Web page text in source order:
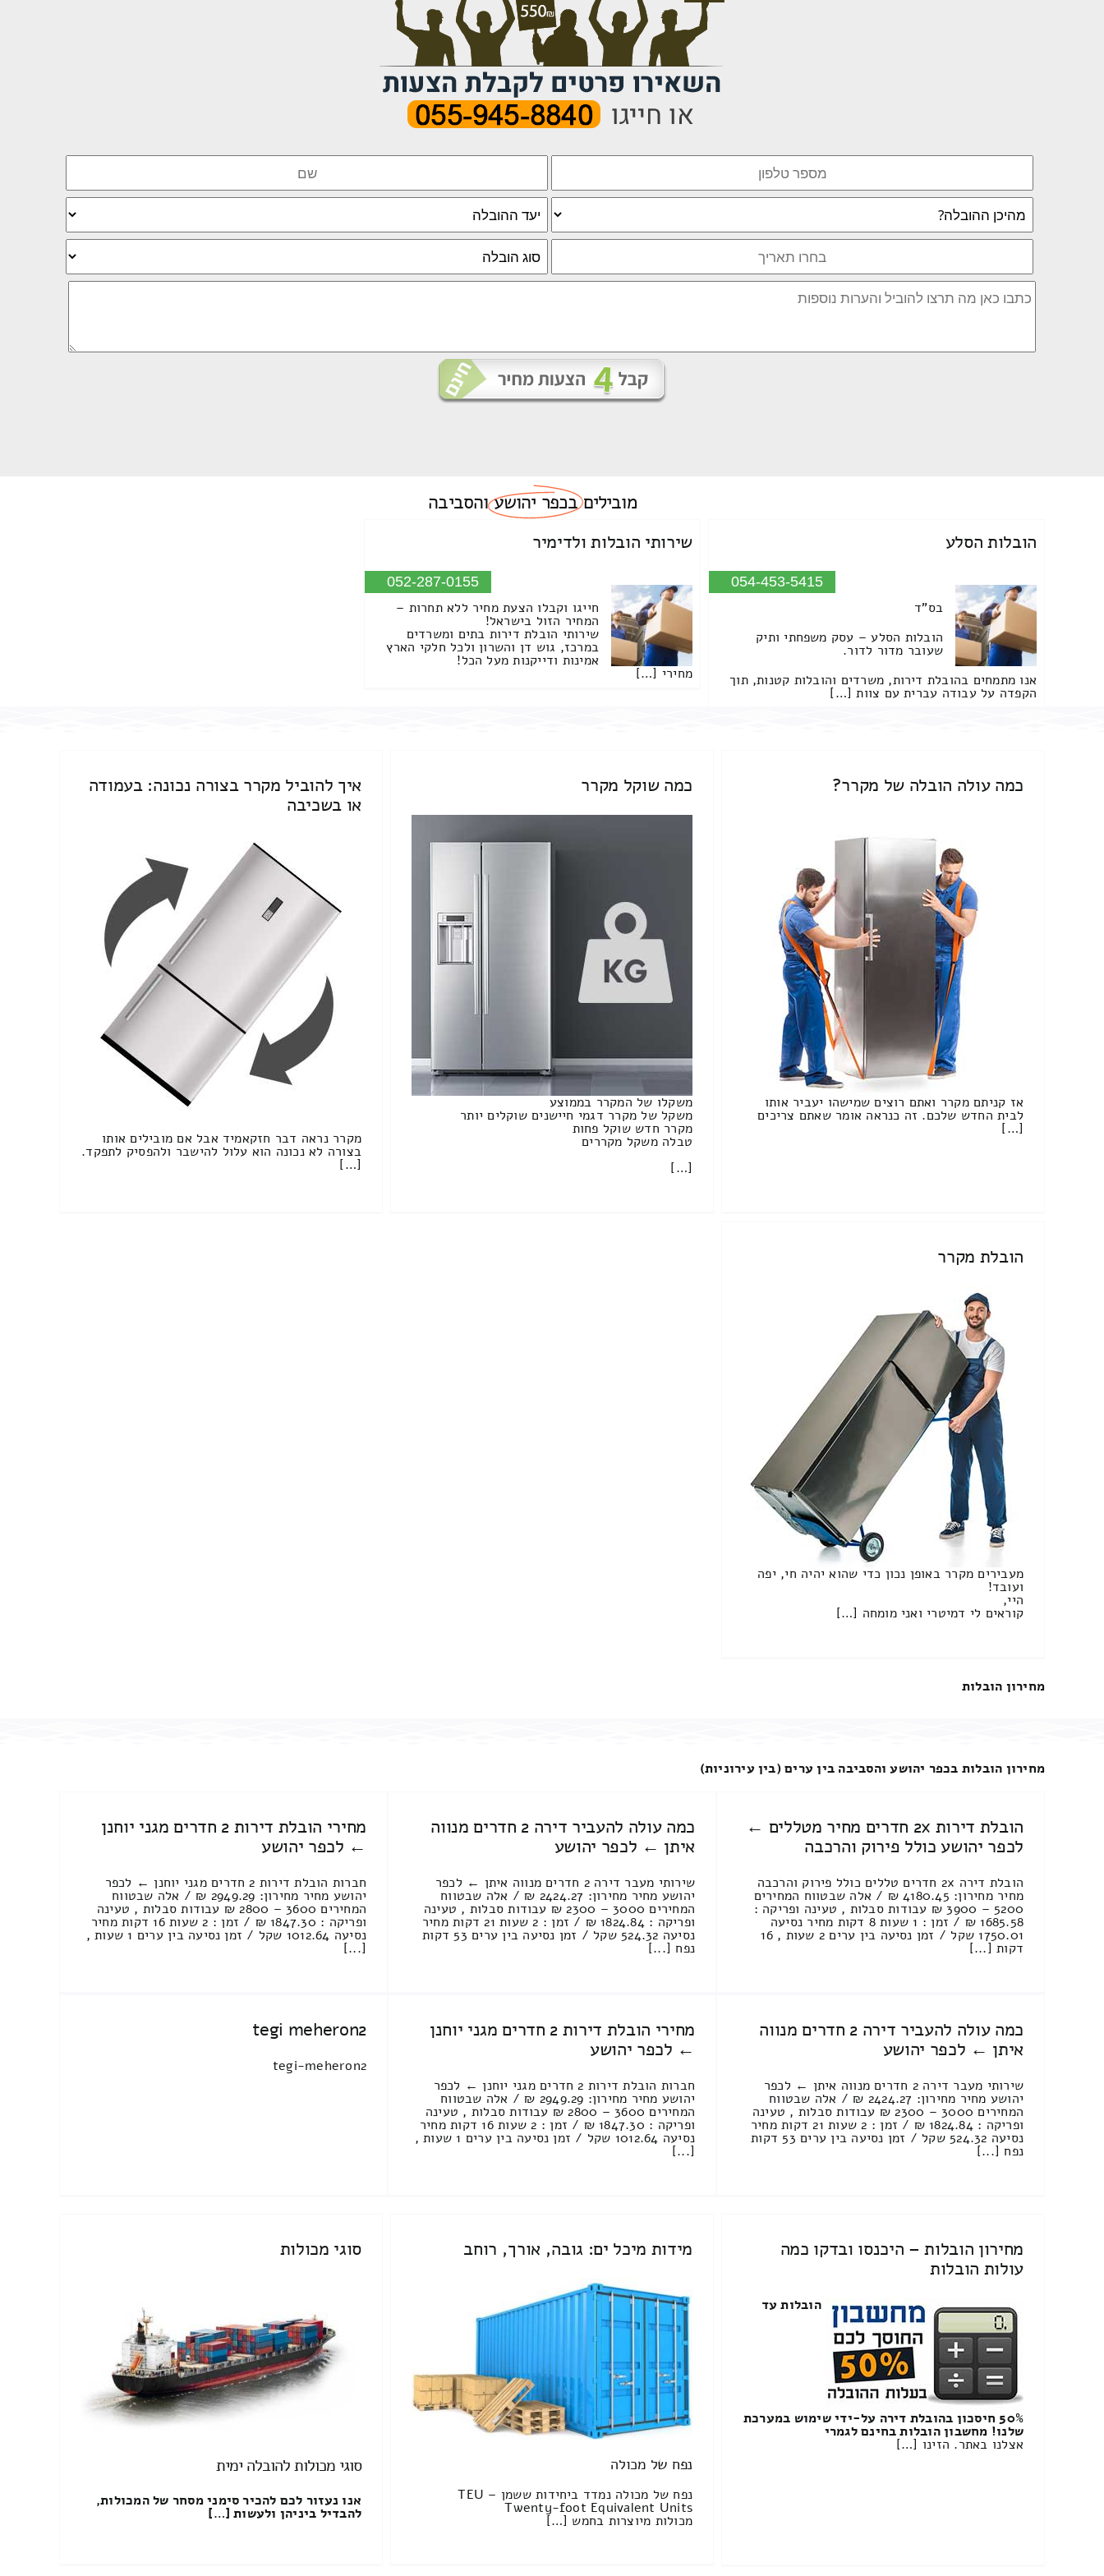
מוביליםבכפר יהושעוהסביבה
הובלות הסלע
054-453-5415
בס"ד
הובלות הסלע – עסק משפחתי ותיק
שעובר מדור לדור.
אנו מתמחים בהובלת דירות, משרדים והובלות קטנות, תוך
הקפדה על עבודה עברית עם צוות […]
שירותי הובלות ולדימיר
052-287-0155
חייגו וקבלו הצעת מחיר ללא תחרות –
המחיר הזול בישראל!
שירותי הובלת דירות בתים ומשרדים
במרכז, גוש דן והשרון ולכל חלקי הארץ
אמינות ודייקנות מעל הכל!
מחירי […]
כמה עולה הובלה של מקרר?
אז קניתם מקרר ואתם רוצים שמישהו יעביר אותו
לבית החדש שלכם. זה כנראה אומר שאתם צריכים
[…]
כמה שוקל מקרר
משקלו של המקרר בממוצע
משקל של מקרר דגמי חיישנים שוקלים יותר
מקרר חדש שוקל פחות
טבלה משקל מקררים
[…]
איך להוביל מקרר בצורה נכונה: בעמודה
או בשכיבה
מקרר נראה דבר חזקאמיד אבל אם מובילים אותו
בצורה לא נכונה הוא עלול להישבר ולהפסיק לתפקד.
[…]
הובלת מקרר
מעבירים מקרר באופן נכון כדי שהוא יהיה חי, יפה
ועובד!
היי,
קוראים לי דמיטרי ואני מומחה […]
מחירון הובלות
מחירון הובלות בכפר יהושע והסביבה בין ערים (בין עירוניות)
הובלת דירות 2x חדרים מחיר מטללים ←
לכפר יהושע כולל פירוק והרכבה
הובלת דירה 2x חדרים טללים כולל פירוק והרכבה
מחיר מחירון: 4180.45 ₪ / אלה שבטווח המחירים
5200 – 3900 ₪ עבודות סבלות , טעינה ופריקה :
1685.58 ₪ / זמן : 1 שעות 8 דקות מחיר נסיעה
1750.01 שקל / זמן נסיעה בין ערים 2 שעות , 16
דקות [...]
כמה עולה להעביר דירה 2 חדרים מנווה
איתן ← לכפר יהושע
שירותי מעבר דירה 2 חדרים מנווה איתן ← לכפר
יהושע מחיר מחירון: 2424.27 ₪ / אלה שבטווח
המחירים 3000 – 2300 ₪ עבודות סבלות , טעינה
ופריקה : 1824.84 ₪ / זמן : 2 שעות 21 דקות מחיר
נסיעה 524.32 שקל / זמן נסיעה בין ערים 53 דקות
נפח [...]
מחירי הובלת דירות 2 חדרים מגני יוחנן
← לכפר יהושע
חברות הובלת דירות 2 חדרים מגני יוחנן ← לכפר
יהושע מחיר מחירון: 2949.29 ₪ / אלה שבטווח
המחירים 3600 – 2800 ₪ עבודות סבלות , טעינה
ופריקה : 1847.30 ₪ / זמן : 2 שעות 16 דקות מחיר
נסיעה 1012.64 שקל / זמן נסיעה בין ערים 1 שעות ,
[...]
כמה עולה להעביר דירה 2 חדרים מנווה
איתן ← לכפר יהושע
שירותי מעבר דירה 2 חדרים מנווה איתן ← לכפר
יהושע מחיר מחירון: 2424.27 ₪ / אלה שבטווח
המחירים 3000 – 2300 ₪ עבודות סבלות , טעינה
ופריקה : 1824.84 ₪ / זמן : 2 שעות 21 דקות מחיר
נסיעה 524.32 שקל / זמן נסיעה בין ערים 53 דקות
נפח [...]
מחירי הובלת דירות 2 חדרים מגני יוחנן
← לכפר יהושע
חברות הובלת דירות 2 חדרים מגני יוחנן ← לכפר
יהושע מחיר מחירון: 2949.29 ₪ / אלה שבטווח
המחירים 3600 – 2800 ₪ עבודות סבלות , טעינה
ופריקה : 1847.30 ₪ / זמן : 2 שעות 16 דקות מחיר
נסיעה 1012.64 שקל / זמן נסיעה בין ערים 1 שעות ,
[...]
tegi meheron2
tegi-meheron2
מחירון הובלות – היכנסו ובדקו כמה
עולות הובלות
הובלות עד
50% חיסכון בהובלת דירה על-ידי שימוש במערכת
שלנו! מחשבון הובלות בחינם לגמרי
אצלנו באתר. הזינו […]
מידות מיכל ים: גובה, אורך, רוחב
נפח של מכולה
נפח של מכולה נמדד ביחידות ששמן TEU –
Twenty-foot Equivalent Units
מכולות מיוצרות בחמש […]
סוגי מכולות
סוגי מכולות להובלה ימית
אנו נעזור לכם להכיר סימני מסחר של המכולות,
להבדיל ביניהן ולעשות […]